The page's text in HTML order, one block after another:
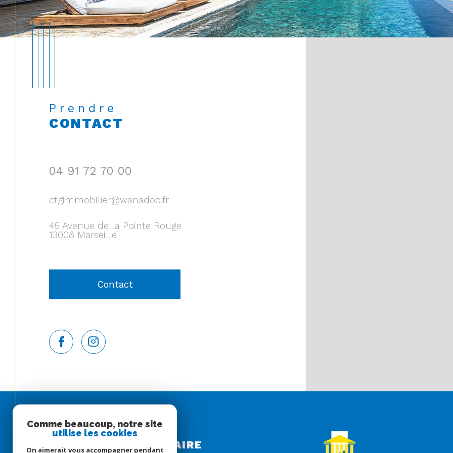
Prendre
CONTACT
04 91 72 70 00
ctgimmobilier@wanadoo.fr
45 Avenue de la Pointe Rouge
13008 Marseille
Contact
PROPRIÉTAIRE
Comme beaucoup, notre site
utilise les cookies
On aimerait vous accompagner pendant